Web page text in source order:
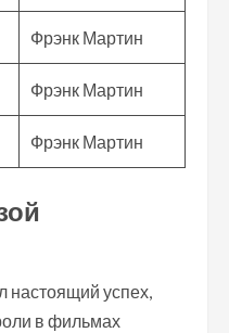
Фрэнк Мартин
Фрэнк Мартин
Фрэнк Мартин
настоящий успех,
в фильмах